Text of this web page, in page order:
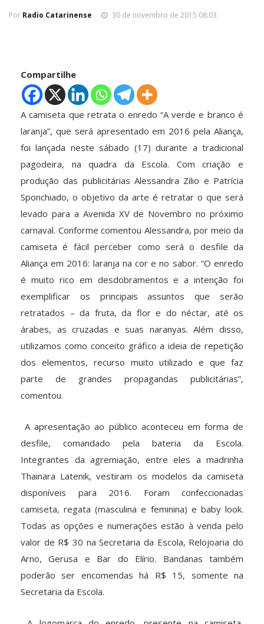
Por Radio Catarinense 30 de novembro de 2015 08:03
Compartilhe
A camiseta que retrata o enredo “A verde e branco é
laranja”, que será apresentado em 2016 pela Aliança,
foi lançada neste sábado (17) durante a tradicional
pagodeira, na quadra da Escola. Com criação e
produção das publicitárias Alessandra Zilio e Patrícia
Sponchiado, o objetivo da arte é retratar o que será
levado para a Avenida XV de Novembro no próximo
carnaval. Conforme comentou Alessandra, por meio da
camiseta é fácil perceber como será o desfile da
Aliança em 2016: laranja na cor e no sabor. “O enredo
é muito rico em desdobramentos e a intenção foi
exemplificar os principais assuntos que serão
retratados – da fruta, da flor e do néctar, até os
árabes, as cruzadas e suas naranyas. Além disso,
utilizamos como conceito gráfico a ideia de repetição
dos elementos, recurso muito utilizado e que faz
parte de grandes propagandas publicitárias”,
comentou.
A apresentação ao público aconteceu em forma de
desfile, comandado pela bateria da Escola.
Integrantes da agremiação, entre eles a madrinha
Thainara Latenik, vestiram os modelos da camiseta
disponíveis para 2016. Foram confeccionadas
camiseta, regata (masculina e feminina) e baby look.
Todas as opções e numerações estão à venda pelo
valor de R$ 30 na Secretaria da Escola, Relojoaria do
Arno, Gerusa e Bar do Elírio. Bandanas também
poderão ser encomendas há R$ 15, somente na
Secretaria da Escola.